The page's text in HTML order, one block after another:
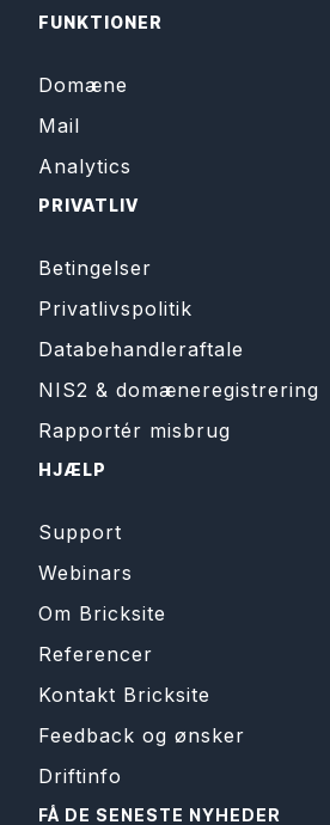
FUNKTIONER
Domæne
Mail
Analytics
PRIVATLIV
Betingelser
Privatlivspolitik
Databehandleraftale
NIS2 & domæneregistrering
Rapportér misbrug
HJÆLP
Support
Webinars
Om Bricksite
Referencer
Kontakt Bricksite
Feedback og ønsker
Driftinfo
FÅ DE SENESTE NYHEDER